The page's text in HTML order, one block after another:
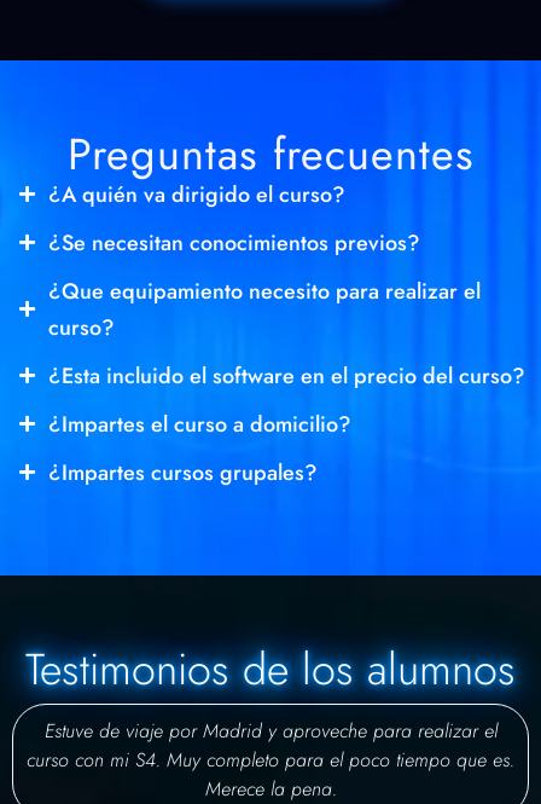
Preguntas frecuentes
¿A quién va dirigido el curso?
¿Se necesitan conocimientos previos?
¿Que equipamiento necesito para realizar el
curso?
¿Esta incluido el software en el precio del curso?
¿Impartes el curso a domicilio?
¿Impartes cursos grupales?
Testimonios de los alumnos
Estuve de viaje por Madrid y aproveche para realizar el
curso con mi S4. Muy completo para el poco tiempo que es.
Merece la pena.